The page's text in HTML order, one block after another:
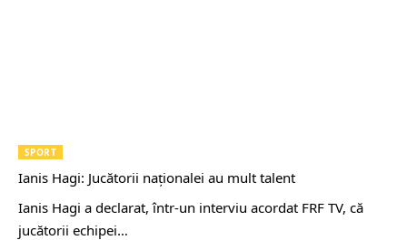
SPORT
Ianis Hagi: Jucătorii naţionalei au mult talent
Ianis Hagi a declarat, într-un interviu acordat FRF TV, că
jucătorii echipei…